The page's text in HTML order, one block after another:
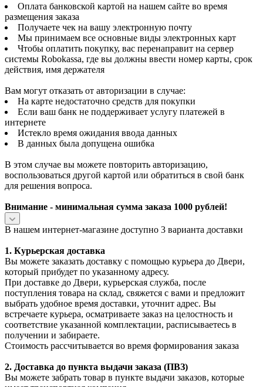
Оплата банковской картой на нашем сайте во время
размещения заказа
Получаете чек на вашу электронную почту
Мы принимаем все основные виды электронных карт
Чтобы оплатить покупку, вас перенаправит на сервер
системы Robokassa, где вы должны ввести номер карты, срок
действия, имя держателя
Вам могут отказать от авторизации в случае:
На карте недостаточно средств для покупки
Если ваш банк не поддерживает услугу платежей в
интернете
Истекло время ожидания ввода данных
В данных была допущена ошибка
В этом случае вы можете повторить авторизацию,
воспользоваться другой картой или обратиться в свой банк
для решения вопроса.
Внимание - минимальная сумма заказа 1000 рублей!
В нашем интернет-магазине доступно 3 варианта доставки
1. Курьерская доставка
Вы можете заказать доставку с помощью курьера до Двери,
который прибудет по указанному адресу.
При доставке до Двери, курьерская служба, после
поступления товара на склад, свяжется с вами и предложит
выбрать удобное время доставки, уточнит адрес. Вы
встречаете курьера, осматриваете заказ на целостность и
соответствие указанной комплектации, расписываетесь в
получении и забираете.
Стоимость рассчитывается во время формирования заказа
2. Доставка до пункта выдачи заказа (ПВЗ)
Вы можете забрать товар в пункте выдачи заказов, которые